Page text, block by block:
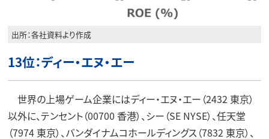
出所：各社資料より作成
13位：ディー・エヌ・エー
世界の上場ゲーム企業にはディー・エヌ・エー（2432 東京）
以外に、テンセント（00700 香港）、シー（SE NYSE）、任天堂
（7974 東京）、バンダイナムコホールディングス（7832 東京）、